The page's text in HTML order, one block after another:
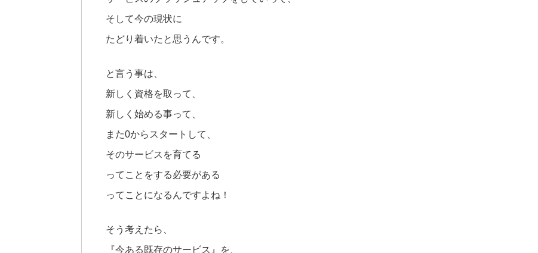
そして今の現状に
たどり着いたと思うんです。
と言う事は、
新しく資格を取って、
新しく始める事って、
また0からスタートして、
そのサービスを育てる
ってことをする必要がある
ってことになるんですよね！
そう考えたら、
『今ある既存のサービス』を、